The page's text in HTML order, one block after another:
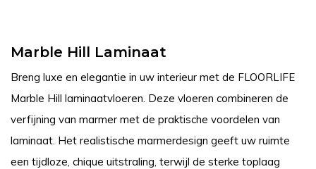
Marble Hill Laminaat
Breng luxe en elegantie in uw interieur met de FLOORLIFE
Marble Hill laminaatvloeren. Deze vloeren combineren de
verfijning van marmer met de praktische voordelen van
laminaat. Het realistische marmerdesign geeft uw ruimte
een tijdloze, chique uitstraling, terwijl de sterke toplaag